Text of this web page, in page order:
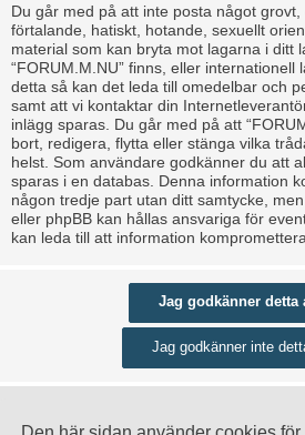
Du går med på att inte posta något grovt,
förtalande, hatiskt, hotande, sexuellt
material som kan bryta mot lagarna i ditt
“FORUM.M.NU” finns, eller internationell
detta så kan det leda till omedelbar och
samt att vi kontaktar din
inlägg sparas. Du går med på att
bort, redigera, flytta eller stänga vilka
helst. Som användare godkänner du att
sparas i en databas. Denna information
någon tredje part utan ditt samtycke,
eller phpBB kan hållas ansvariga för
kan leda till att information
Alla